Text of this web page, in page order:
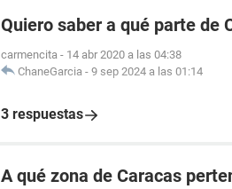
Quiero saber a qué parte de
carmencita - 14 abr 2020 a las 04:38
ChaneGarcia - 9 sep 2024 a las 01:14
3 respuestas
A qué zona de Caracas